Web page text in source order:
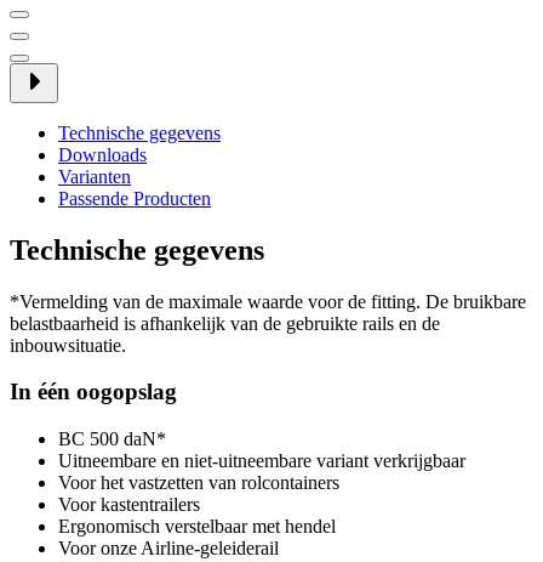
Technische gegevens
Downloads
Varianten
Passende Producten
Technische gegevens
*Vermelding van de maximale waarde voor de fitting. De bruikbare
belastbaarheid is afhankelijk van de gebruikte rails en de
inbouwsituatie.
In één oogopslag
BC 500 daN*
Uitneembare en niet-uitneembare variant verkrijgbaar
Voor het vastzetten van rolcontainers
Voor kastentrailers
Ergonomisch verstelbaar met hendel
Voor onze Airline-geleiderail